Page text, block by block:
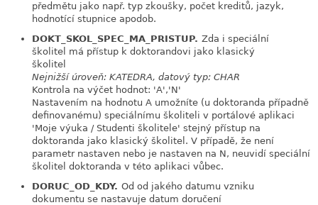
předmětu jako např. typ zkoušky, počet kreditů, jazyk,
hodnotící stupnice apodob.
DOKT_SKOL_SPEC_MA_PRISTUP. Zda i speciální
školitel má přístup k doktorandovi jako klasický
školitel
Nejnižší úroveň: KATEDRA, datový typ: CHAR
Kontrola na výčet hodnot: 'A','N'
Nastavením na hodnotu A umožníte (u doktoranda případně
definovanému) speciálnímu školiteli v portálové aplikaci
'Moje výuka / Studenti školitele' stejný přístup na
doktoranda jako klasický školitel. V případě, že není
parametr nastaven nebo je nastaven na N, neuvidí speciální
školitel doktoranda v této aplikaci vůbec.
DORUC_OD_KDY. Od od jakého datumu vzniku
dokumentu se nastavuje datum doručení